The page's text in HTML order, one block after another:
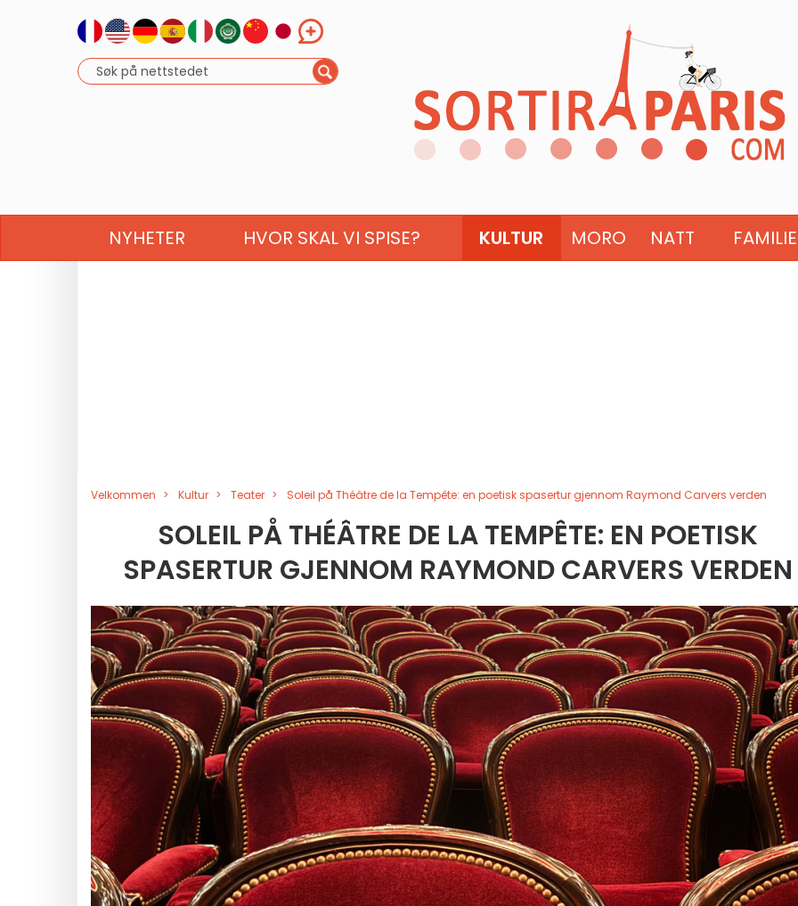
NYHETER HVOR SKAL VI SPISE? KULTUR MORO NATT FAMILIE
Velkommen Kultur Teater Soleil på Théâtre de la Tempête: en poetisk spasertur gjennom Raymond Carvers verden
SOLEIL PÅ THÉÂTRE DE LA TEMPÊTE: EN POETISK
SPASERTUR GJENNOM RAYMOND CARVERS VERDEN